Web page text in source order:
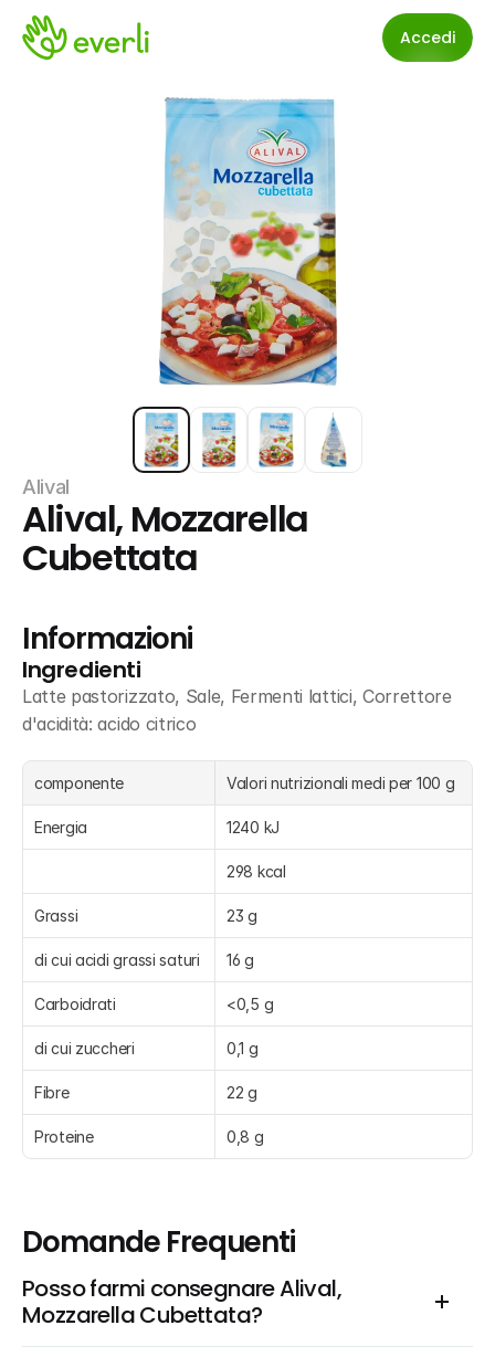
Accedi
Alival
Alival, Mozzarella
Cubettata
Informazioni
Ingredienti
Latte pastorizzato, Sale, Fermenti lattici, Correttore
d'acidità: acido citrico
componente Valori nutrizionali medi per 100 g
Energia 1240 kJ
298 kcal
Grassi 23 g
di cui acidi grassi saturi 16 g
Carboidrati <0,5 g
di cui zuccheri 0,1 g
Fibre 22 g
Proteine 0,8 g
Domande Frequenti
Posso farmi consegnare Alival,
Mozzarella Cubettata?